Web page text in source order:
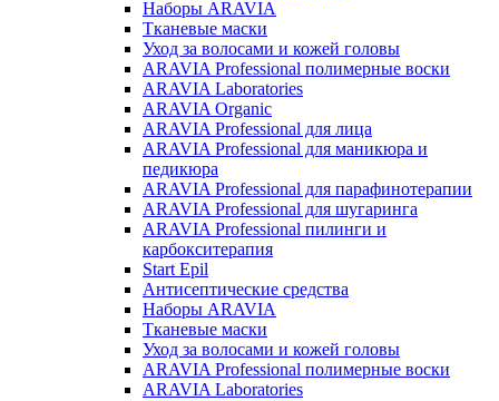
Наборы ARAVIA
Тканевые маски
Уход за волосами и кожей головы
ARAVIA Professional полимерные воски
ARAVIA Laboratories
ARAVIA Organic
ARAVIA Professional для лица
ARAVIA Professional для маникюра и
педикюра
ARAVIA Professional для парафинотерапии
ARAVIA Professional для шугаринга
ARAVIA Professional пилинги и
карбокситерапия
Start Epil
Антисептические средства
Наборы ARAVIA
Тканевые маски
Уход за волосами и кожей головы
ARAVIA Professional полимерные воски
ARAVIA Laboratories